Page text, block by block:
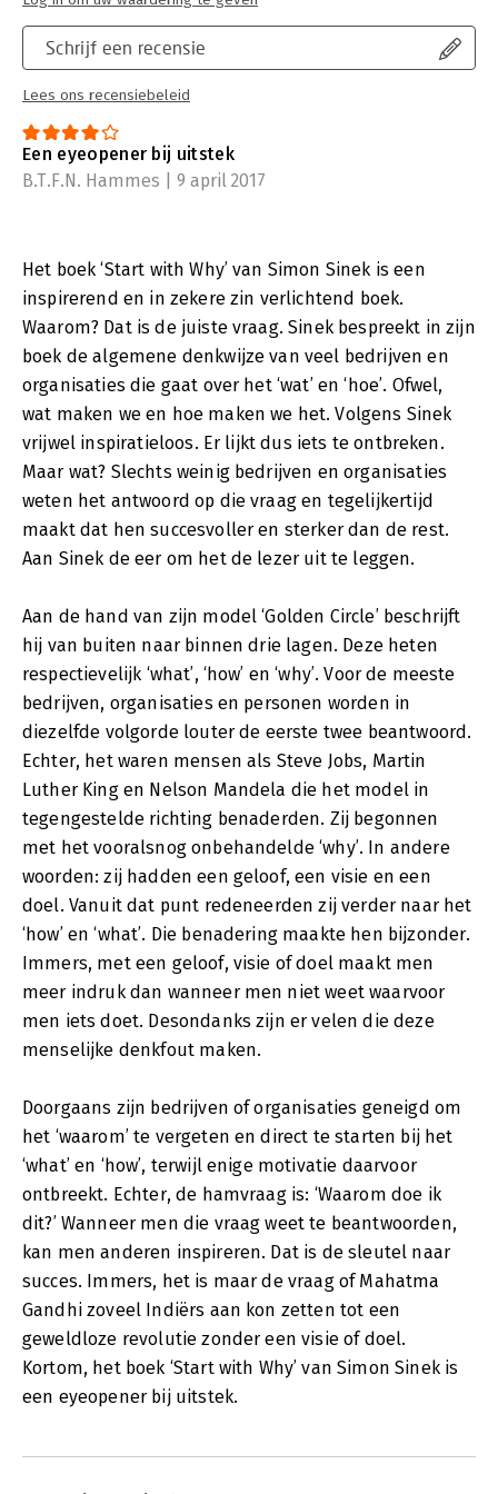
movements can be led, and people can be inspired. And it all
starts with WHY.
Schrijf een recensie
Lees ons recensiebeleid
Een eyeopener bij uitstek
B.T.F.N. Hammes | 9 april 2017
Het boek ‘Start with Why’ van Simon Sinek is een
inspirerend en in zekere zin verlichtend boek.
Waarom? Dat is de juiste vraag. Sinek bespreekt in zijn
boek de algemene denkwijze van veel bedrijven en
organisaties die gaat over het ‘wat’ en ‘hoe’. Ofwel,
wat maken we en hoe maken we het. Volgens Sinek
vrijwel inspiratieloos. Er lijkt dus iets te ontbreken.
Maar wat? Slechts weinig bedrijven en organisaties
weten het antwoord op die vraag en tegelijkertijd
maakt dat hen succesvoller en sterker dan de rest.
Aan Sinek de eer om het de lezer uit te leggen.
Aan de hand van zijn model ‘Golden Circle’ beschrijft
hij van buiten naar binnen drie lagen. Deze heten
respectievelijk ‘what’, ‘how’ en ‘why’. Voor de meeste
bedrijven, organisaties en personen worden in
diezelfde volgorde louter de eerste twee beantwoord.
Echter, het waren mensen als Steve Jobs, Martin
Luther King en Nelson Mandela die het model in
tegengestelde richting benaderden. Zij begonnen
met het vooralsnog onbehandelde ‘why’. In andere
woorden: zij hadden een geloof, een visie en een
doel. Vanuit dat punt redeneerden zij verder naar het
‘how’ en ‘what’. Die benadering maakte hen bijzonder.
Immers, met een geloof, visie of doel maakt men
meer indruk dan wanneer men niet weet waarvoor
men iets doet. Desondanks zijn er velen die deze
menselijke denkfout maken.
Doorgaans zijn bedrijven of organisaties geneigd om
het ‘waarom’ te vergeten en direct te starten bij het
‘what’ en ‘how’, terwijl enige motivatie daarvoor
ontbreekt. Echter, de hamvraag is: ‘Waarom doe ik
dit?’ Wanneer men die vraag weet te beantwoorden,
kan men anderen inspireren. Dat is de sleutel naar
succes. Immers, het is maar de vraag of Mahatma
Gandhi zoveel Indiërs aan kon zetten tot een
geweldloze revolutie zonder een visie of doel.
Kortom, het boek ‘Start with Why’ van Simon Sinek is
een eyeopener bij uitstek.